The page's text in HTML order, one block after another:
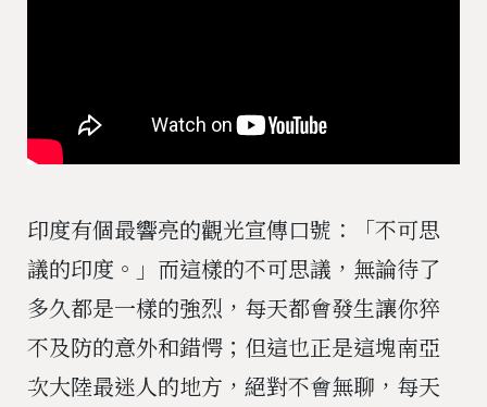
印度有個最響亮的觀光宣傳口號：「不可思
議的印度。」而這樣的不可思議，無論待了
多久都是一樣的強烈，每天都會發生讓你猝
不及防的意外和錯愕；但這也正是這塊南亞
次大陸最迷人的地方，絕對不會無聊，每天